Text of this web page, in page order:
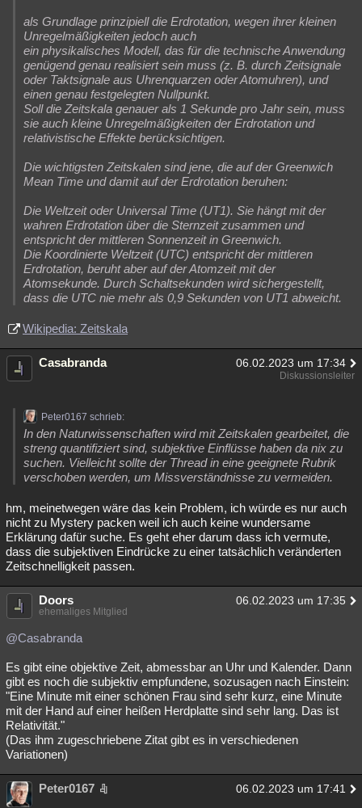
als Grundlage prinzipiell die Erdrotation, wegen ihrer kleinen
Unregelmäßigkeiten jedoch auch
ein physikalisches Modell, das für die technische Anwendung
genügend genau realisiert sein muss (z. B. durch Zeitsignale
oder Taktsignale aus Uhrenquarzen oder Atomuhren), und
einen genau festgelegten Nullpunkt.
Soll die Zeitskala genauer als 1 Sekunde pro Jahr sein, muss
sie auch kleine Unregelmäßigkeiten der Erdrotation und
relativistische Effekte berücksichtigen.
Die wichtigsten Zeitskalen sind jene, die auf der Greenwich
Mean Time und damit auf der Erdrotation beruhen:
Die Weltzeit oder Universal Time (UT1). Sie hängt mit der
wahren Erdrotation über die Sternzeit zusammen und
entspricht der mittleren Sonnenzeit in Greenwich.
Die Koordinierte Weltzeit (UTC) entspricht der mittleren
Erdrotation, beruht aber auf der Atomzeit mit der
Atomsekunde. Durch Schaltsekunden wird sichergestellt,
dass die UTC nie mehr als 0,9 Sekunden von UT1 abweicht.
Wikipedia: Zeitskala
Casabranda 06.02.2023 um 17:34
Diskussionsleiter
Peter0167 schrieb:
In den Naturwissenschaften wird mit Zeitskalen gearbeitet, die
streng quantifiziert sind, subjektive Einflüsse haben da nix zu
suchen. Vielleicht sollte der Thread in eine geeignete Rubrik
verschoben werden, um Missverständnisse zu vermeiden.
hm, meinetwegen wäre das kein Problem, ich würde es nur auch
nicht zu Mystery packen weil ich auch keine wundersame
Erklärung dafür suche. Es geht eher darum dass ich vermute,
dass die subjektiven Eindrücke zu einer tatsächlich veränderten
Zeitschnelligkeit passen.
Doors 06.02.2023 um 17:35
ehemaliges Mitglied
@Casabranda
Es gibt eine objektive Zeit, abmessbar an Uhr und Kalender. Dann
gibt es noch die subjektiv empfundene, sozusagen nach Einstein:
"Eine Minute mit einer schönen Frau sind sehr kurz, eine Minute
mit der Hand auf einer heißen Herdplatte sind sehr lang. Das ist
Relativität."
(Das ihm zugeschriebene Zitat gibt es in verschiedenen
Variationen)
Peter0167 06.02.2023 um 17:41